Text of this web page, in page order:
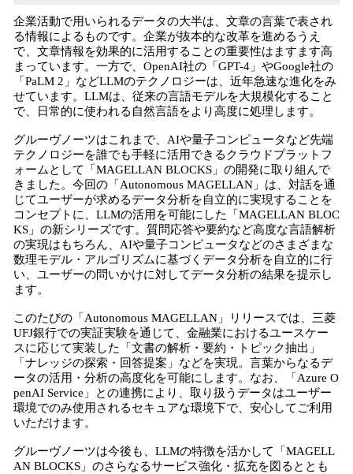
企業活動で用いられるデータの大半は、文章の言葉で表され
る情報によるものです。企業が抜本的な改革を進めるうえ
で、文章情報を効果的に活用することの重要性はますます高
まっています。一方で、OpenAI社の「GPT-4」やGoogle社の
「PaLM 2」などLLMのテクノロジーは、近年急速な進化をみ
せています。LLMは、従来の言語モデルを大規模化すること
で、日常的に使われる自然言語をより高度に処理します。
グルーヴノーツはこれまで、AIや量子コンピュータなど先端
テクノロジーを誰でも手軽に活用できるクラウドプラットフ
ォームとして「MAGELLAN BLOCKS」の開発に取り組んで
きました。今回の「Autonomous MAGELLAN」は、対話を通
じてユーザーが求めるデータ分析を自立的に実現することを
コンセプトに、LLMの活用を可能にした「MAGELLAN BLOC
KS」の新シリーズです。質問応答や要約など高度な言語解析
の実現はもちろん、AIや量子コンピュータなどのさまざまな
数理モデル・アルゴリズムに基づくデータ分析を自立的に行
い、ユーザーの問いかけに対してデータ分析の結果を提示し
ます。
このたびの「Autonomous MAGELLAN」リリースでは、三菱
UFJ銀行での実証実験を通じて、金融業におけるユースケー
スに応じて実装した「文書の解析・要約・トピック抽出」
「ナレッジの探索・回答提案」などを実現。言葉からなるデ
ータの活用・分析の高度化を可能にします。なお、「Azure O
penAI Service」との連携により、取り扱うデータはユーザー
環境でのみ使用されるセキュアな環境下で、安心してご利用
いただけます。
グルーヴノーツは今後も、LLMの特徴を活かして「MAGELL
AN BLOCKS」のさらなるサービス強化・拡充を図るととも